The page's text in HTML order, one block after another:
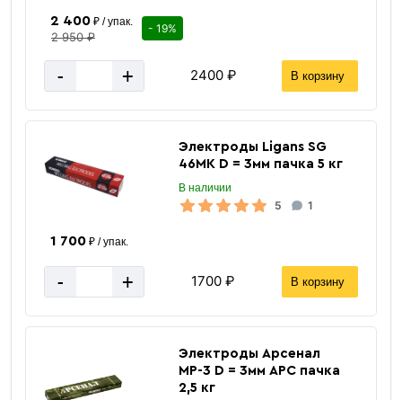
2 400₽ / упак.
2 950 ₽
- 19%
- + 2400 ₽ В корзину
Электроды Ligans SG
46MK D = 3мм пачка 5 кг
В наличии
5 1
1 700₽ / упак.
- + 1700 ₽ В корзину
Электроды Арсенал
МР-3 D = 3мм АРС пачка
2,5 кг